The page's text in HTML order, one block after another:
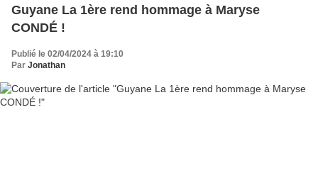
Guyane La 1ère rend hommage à Maryse
CONDÉ !
Publié le 02/04/2024 à 19:10
Par Jonathan